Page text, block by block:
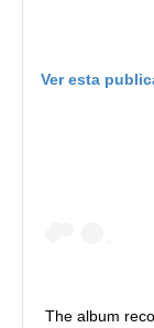
Ver esta
The album